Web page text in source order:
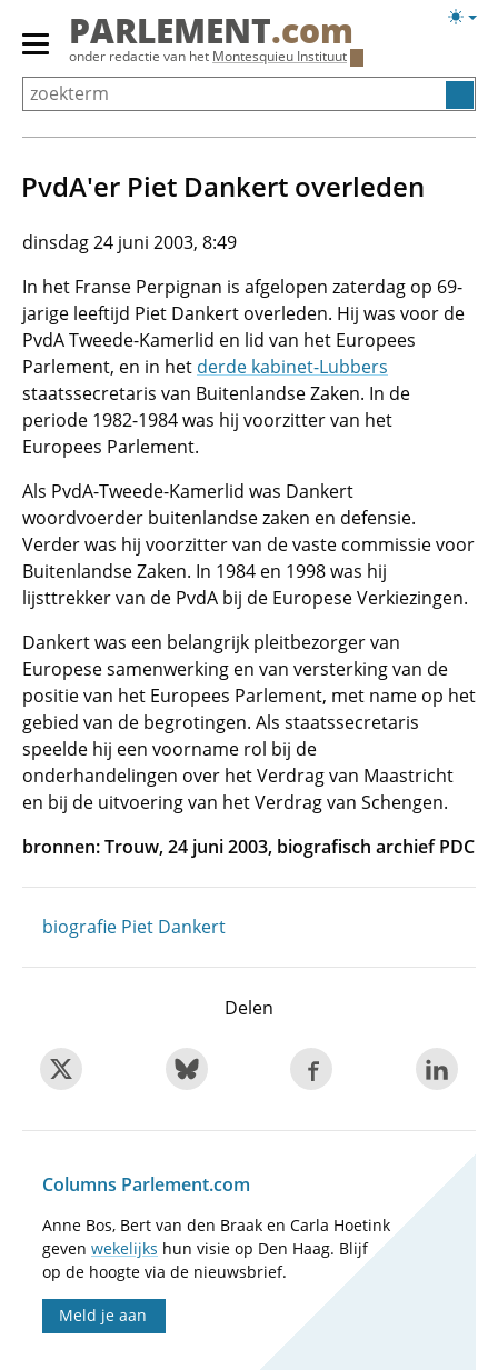
Overslaan
Primair
menu
tonen/verbergen
PARLEMENT.com
onder redactie van het Montesquieu Instituut
PvdA'er Piet Dankert overleden
dinsdag 24 juni 2003, 8:49
In het Franse Perpignan is afgelopen zaterdag op 69-
jarige leeftijd Piet Dankert overleden. Hij was voor de
PvdA Tweede-Kamerlid en lid van het Europees
Parlement, en in het derde kabinet-Lubbers
staatssecretaris van Buitenlandse Zaken. In de
periode 1982-1984 was hij voorzitter van het
Europees Parlement.
Als PvdA-Tweede-Kamerlid was Dankert
woordvoerder buitenlandse zaken en defensie.
Verder was hij voorzitter van de vaste commissie voor
Buitenlandse Zaken. In 1984 en 1998 was hij
lijsttrekker van de PvdA bij de Europese Verkiezingen.
Dankert was een belangrijk pleitbezorger van
Europese samenwerking en van versterking van de
positie van het Europees Parlement, met name op het
gebied van de begrotingen. Als staatssecretaris
speelde hij een voorname rol bij de
onderhandelingen over het Verdrag van Maastricht
en bij de uitvoering van het Verdrag van Schengen.
bronnen: Trouw, 24 juni 2003, biografisch archief PDC
biografie Piet Dankert
Delen
Columns Parlement.com
Anne Bos, Bert van den Braak en Carla Hoetink
geven wekelijks hun visie op Den Haag. Blijf
op de hoogte via de nieuwsbrief.
Meld je aan